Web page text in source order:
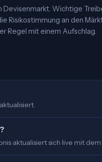
Wichtige
Risikostimmung an den
Regel mit einem Aufschlag.
aktualisiert sich live mit dem